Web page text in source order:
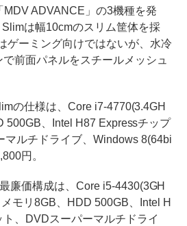
ADVANCE」の3機種を発
は幅10cmのスリム筐体を採
ゲーミング向けではないが、水冷
前面パネルをスチールメッシュ
の仕様は、Core i7-4770(3.4GH
500GB、Intel H87 Expressチップ
マルチドライブ、Windows 8(64bi
円。
廉価構成は、Core i5-4430(3GH
モリ8GB、HDD 500GB、Intel H
、DVDスーパーマルチドライ